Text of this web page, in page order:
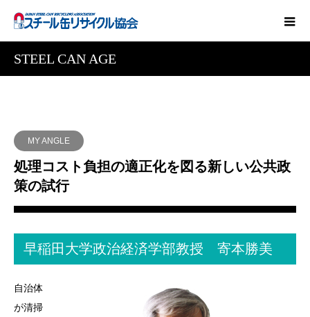
STEEL CAN AGE
MY ANGLE
処理コスト負担の適正化を図る新しい公共政
策の試行
早稲田大学政治経済学部教授 寄本勝美
自治体
が清掃